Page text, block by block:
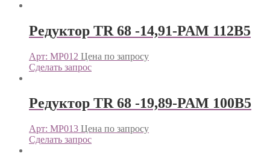
Редуктор TR 68 -14,91-PAM 112B5
Арт: МР012 Цена по запросу
Сделать запрос
Редуктор TR 68 -19,89-PAM 100B5
Арт: МР013 Цена по запросу
Сделать запрос